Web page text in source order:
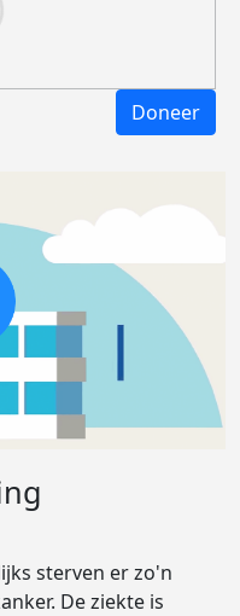
Doneer
sterven er zo'n
De ziekte is